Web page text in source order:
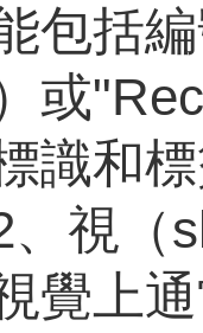
包括
或
識和
、視（
覺上